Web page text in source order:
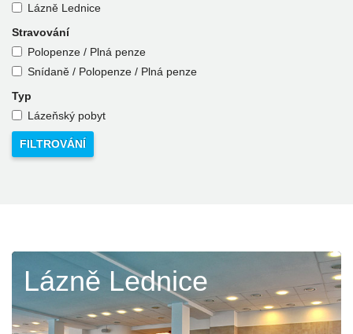
Lázně Lednice
Stravování
Polopenze / Plná penze
Snídaně / Polopenze / Plná penze
Typ
Lázeňský pobyt
Lázně Lednice